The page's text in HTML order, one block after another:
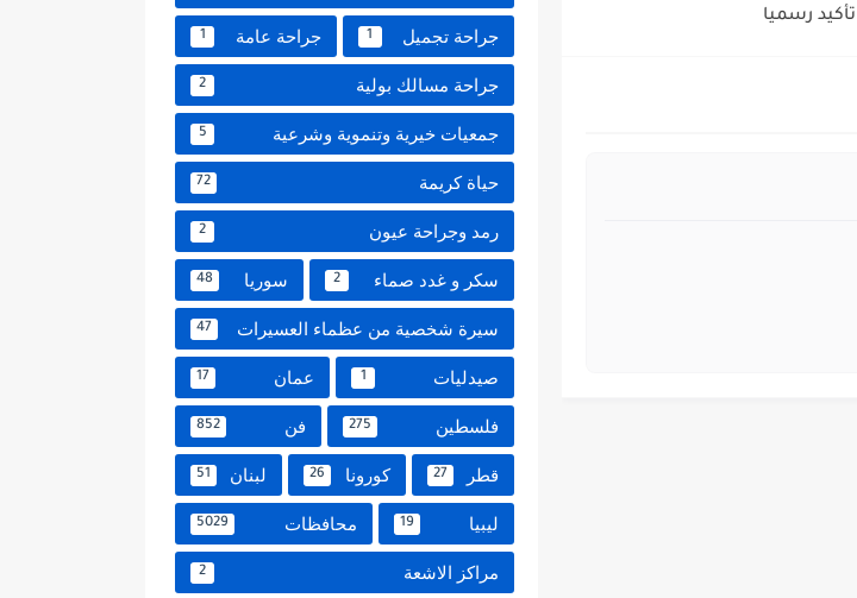
تأكيد رسميا
جراحة تجميل 1 جراحة عامة 1
جراحة مسالك بولية 2
جمعيات خيرية وتنموية وشرعية 5
حياة كريمة 72
رمد وجراحة عيون 2
سكر و غدد صماء 2 سوريا 48
سيرة شخصية من عظماء العسيرات 47
صيدليات 1 عمان 17
فلسطين 275 فن 852
قطر 27 كورونا 26 لبنان 51
ليبيا 19 محافظات 5029
مراكز الاشعة 2